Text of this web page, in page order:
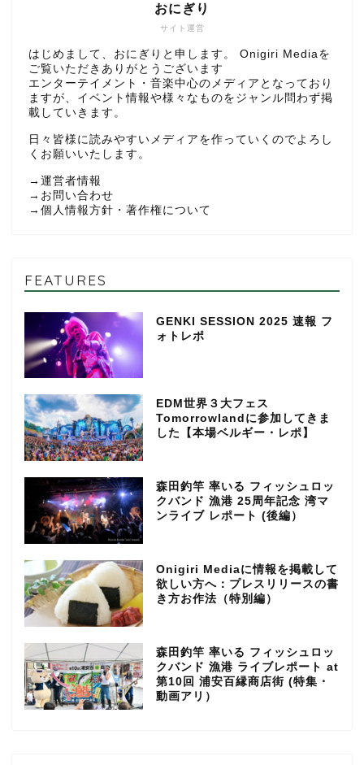
サイト運営
おにぎり
はじめまして、おにぎりと申します。 Onigiri Mediaを
ご覧いただきありがとうございます
エンターテイメント・音楽中心のメディアとなっており
ますが、イベント情報や様々なものをジャンル問わず掲
載していきます。
日々皆様に読みやすいメディアを作っていくのでよろし
くお願いいたします。
→ 運営者情報
→ お問い合わせ
→ 個人情報方針・著作権について
FEATURES
GENKI SESSION 2025 速報 フ
ォトレポ
EDM世界３大フェス
Tomorrowlandに参加してきま
した【本場ベルギー・レポ】
森田釣竿 率いる フィッシュロッ
クバンド 漁港 25周年記念 湾マ
ンライブ レポート (後編）
Onigiri Mediaに情報を掲載して
欲しい方へ：プレスリリースの書
き方お作法（特別編）
森田釣竿 率いる フィッシュロッ
クバンド 漁港 ライブレポート at
第10回 浦安百縁商店街 (特集・
動画アリ）